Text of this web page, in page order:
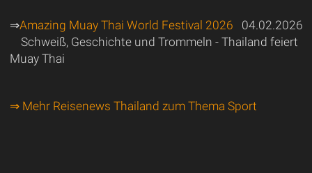
⇒Amazing Muay Thai World Festival 2026 04.02.2026
Schweiß, Geschichte und Trommeln - Thailand feiert
Muay Thai
⇒ Mehr Reisenews Thailand zum Thema Sport